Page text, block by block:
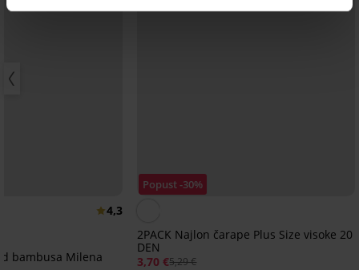
4,3
bambusa Milena
Popust -30%
2PACK Najlon čarape Plus Size visoke 20
DEN
3,70 €5,29 €